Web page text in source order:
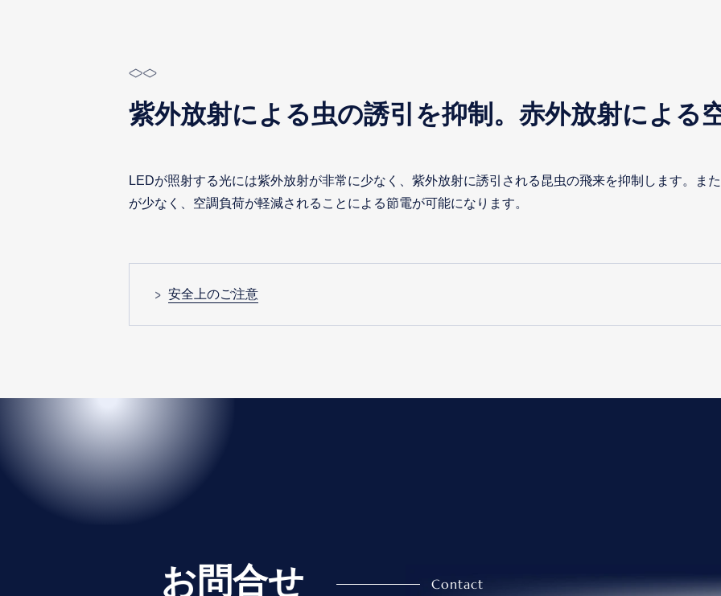
紫外放射による虫の誘引を抑制。赤外放射による
LEDが照射する光には紫外放射が非常に少なく、紫外放射に誘引される昆虫の飛来を抑制します。ま
が少なく、空調負荷が軽減されることによる節電が可能になります。
安全上のご注意
お問合せ